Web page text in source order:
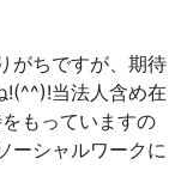
がちですが、期待
!(^^)!当法人含め在
もっていますの
ーシャルワークに